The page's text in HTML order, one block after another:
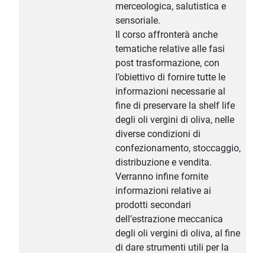
merceologica, salutistica e
sensoriale.
Il corso affronterà anche
tematiche relative alle fasi
post trasformazione, con
l’obiettivo di fornire tutte le
informazioni necessarie al
fine di preservare la shelf life
degli oli vergini di oliva, nelle
diverse condizioni di
confezionamento, stoccaggio,
distribuzione e vendita.
Verranno infine fornite
informazioni relative ai
prodotti secondari
dell’estrazione meccanica
degli oli vergini di oliva, al fine
di dare strumenti utili per la